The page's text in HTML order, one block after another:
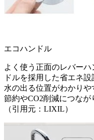
エコハンドル
よく使う正面のレバー
ドルを採用した省エネ設
水の出る位置がわかり
節約やCO2削減につなが
（引用元：LIXIL）